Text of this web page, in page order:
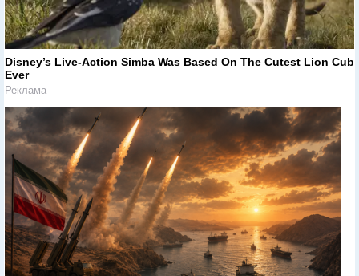
Disney’s Live-Action Simba Was Based On The Cutest Lion Cub
Ever
Реклама